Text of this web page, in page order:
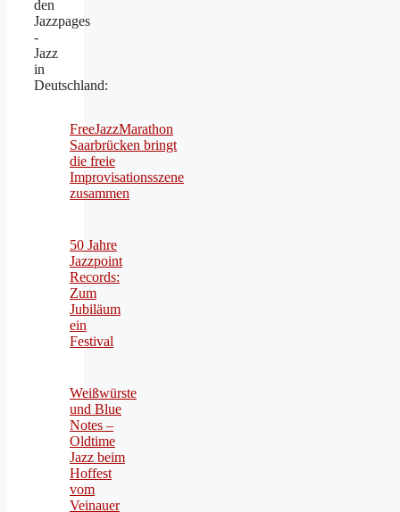
den
Jazzpages
-
Jazz
in
Deutschland:
FreeJazzMarathon
Saarbrücken bringt
die freie
Improvisationsszene
zusammen
50 Jahre
Jazzpoint
Records:
Zum
Jubiläum
ein
Festival
Weißwürste
und Blue
Notes –
Oldtime
Jazz beim
Hoffest
vom
Veinauer